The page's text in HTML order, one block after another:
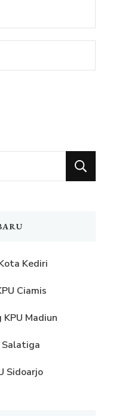
Kediri
Ciamis
Madiun
Salatiga
Sidoarjo